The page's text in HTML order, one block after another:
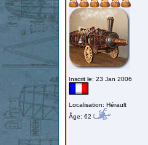
Inscrit le: 23 Jan 2006
Localisation: Hérault
Âge: 62